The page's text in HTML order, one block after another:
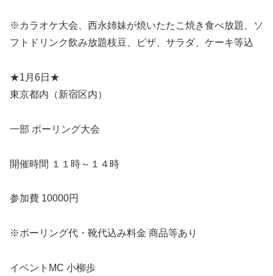
※カラオケ大会、西永姉妹が焼いたたこ焼き食べ放題、ソ
フトドリンク飲み放題枝豆、ピザ、サラダ、ケーキ等込
★1月6日★
東京都内（新宿区内）
一部 ボーリング大会
開催時間 １１時～１４時
参加費 10000円
※ボーリング代・靴代込み料金 商品等あり
イベントMC 小柳歩